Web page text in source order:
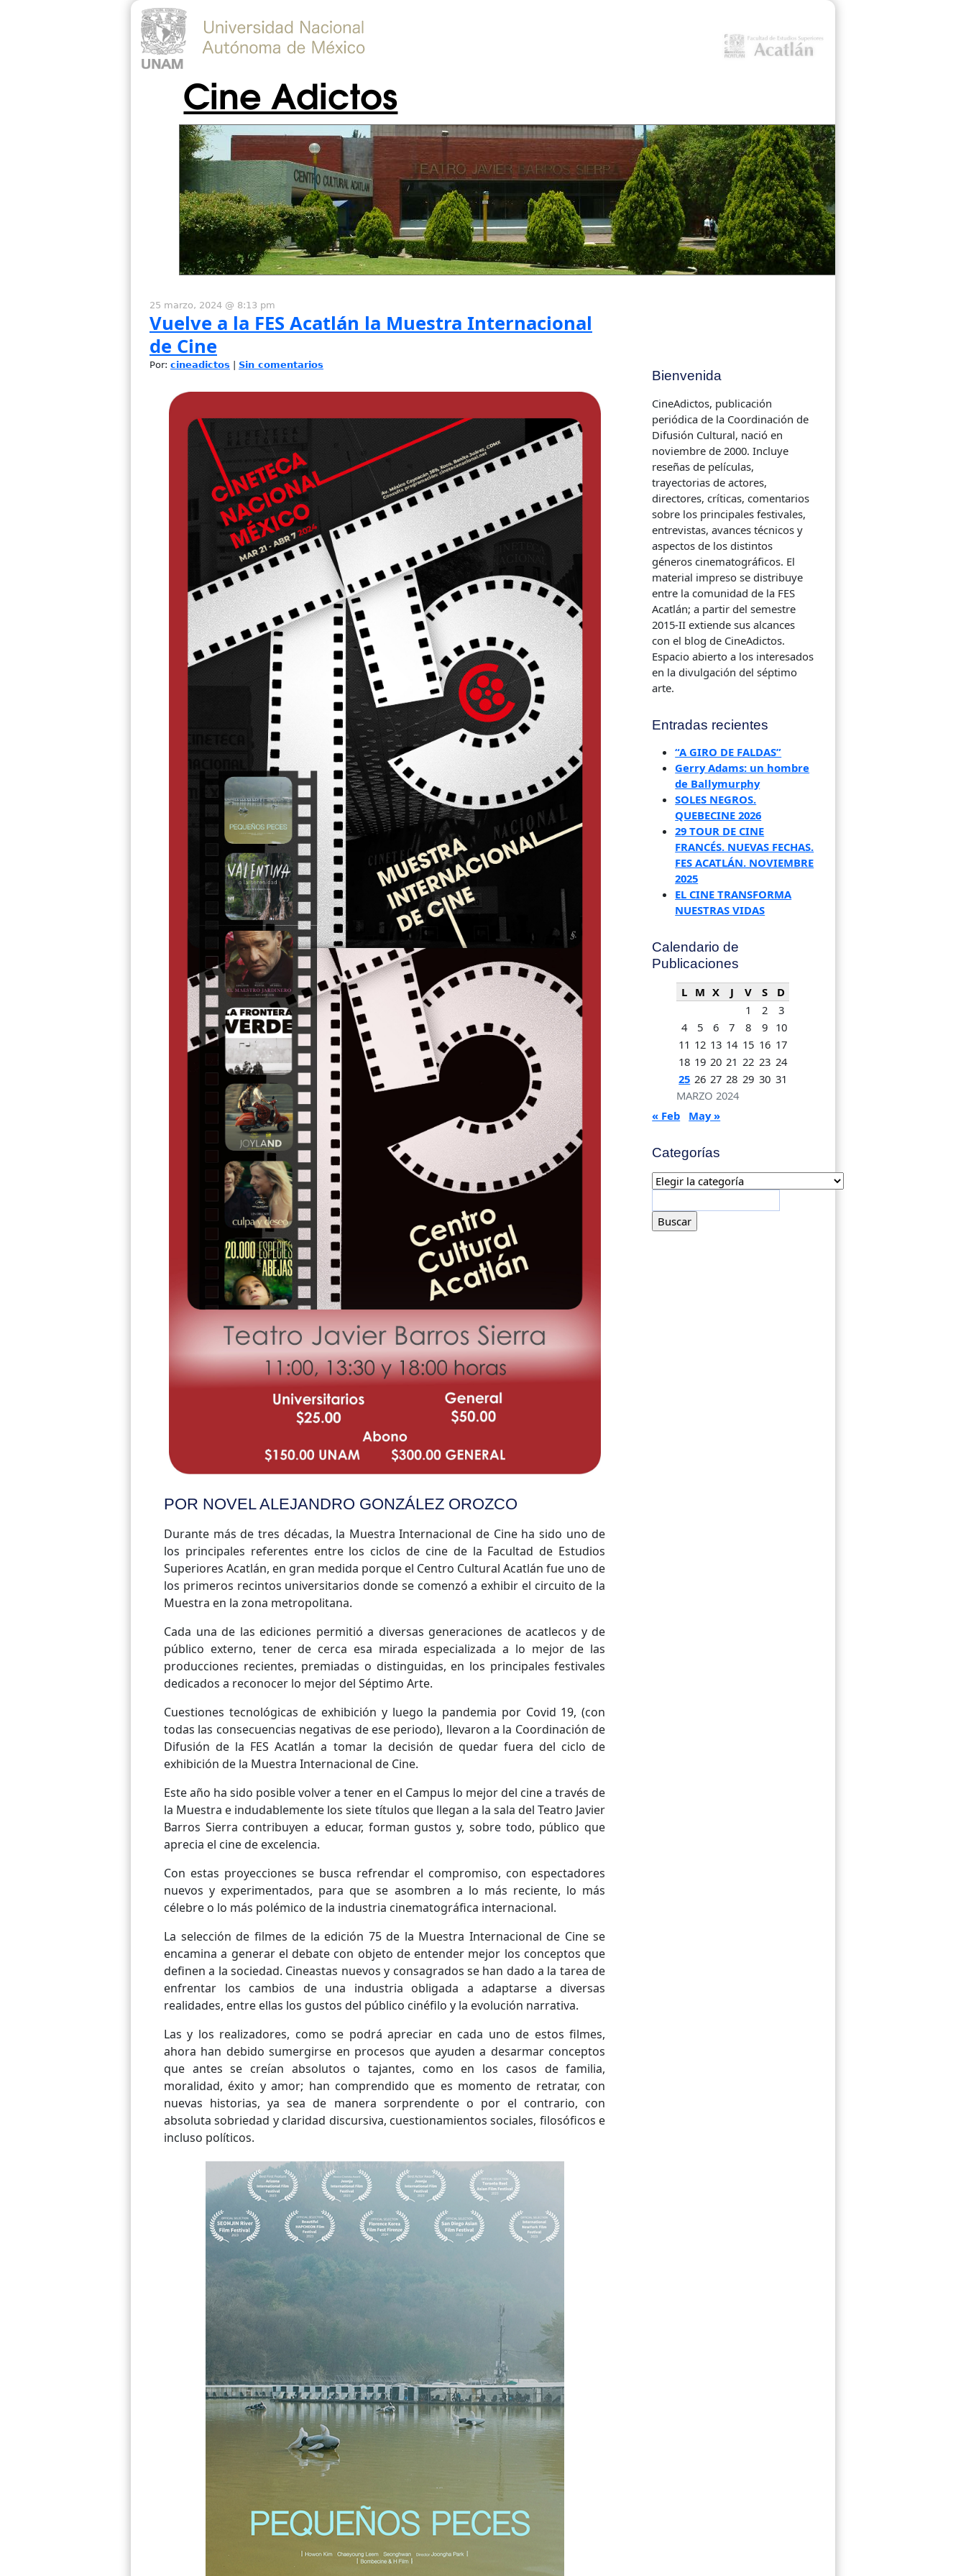
Cine Adictos
25 marzo, 2024 @ 8:13 pm
Vuelve a la FES Acatlán la Muestra Internacional
de Cine
Por: cineadictos Sin comentarios
POR NOVEL ALEJANDRO GONZÁLEZ OROZCO
Durante más de tres décadas, la Muestra Internacional de Cine ha sido uno de
los principales referentes entre los ciclos de cine de la Facultad de Estudios
Superiores Acatlán, en gran medida porque el Centro Cultural Acatlán fue uno de
los primeros recintos universitarios donde se comenzó a exhibir el circuito de la
Muestra en la zona metropolitana.
Cada una de las ediciones permitió a diversas generaciones de acatlecos y de
público externo, tener de cerca esa mirada especializada a lo mejor de las
producciones recientes, premiadas o distinguidas, en los principales festivales
dedicados a reconocer lo mejor del Séptimo Arte.
Cuestiones tecnológicas de exhibición y luego la pandemia por Covid 19, (con
todas las consecuencias negativas de ese periodo), llevaron a la Coordinación de
Difusión de la FES Acatlán a tomar la decisión de quedar fuera del ciclo de
exhibición de la Muestra Internacional de Cine.
Este año ha sido posible volver a tener en el Campus lo mejor del cine a través de
la Muestra e indudablemente los siete títulos que llegan a la sala del Teatro Javier
Barros Sierra contribuyen a educar, forman gustos y, sobre todo, público que
aprecia el cine de excelencia.
Con estas proyecciones se busca refrendar el compromiso, con espectadores
nuevos y experimentados, para que se asombren a lo más reciente, lo más
célebre o lo más polémico de la industria cinematográfica internacional.
La selección de filmes de la edición 75 de la Muestra Internacional de Cine se
encamina a generar el debate con objeto de entender mejor los conceptos que
definen a la sociedad. Cineastas nuevos y consagrados se han dado a la tarea de
enfrentar los cambios de una industria obligada a adaptarse a diversas
realidades, entre ellas los gustos del público cinéfilo y la evolución narrativa.
Las y los realizadores, como se podrá apreciar en cada uno de estos filmes,
ahora han debido sumergirse en procesos que ayuden a desarmar conceptos
que antes se creían absolutos o tajantes, como en los casos de familia,
moralidad, éxito y amor; han comprendido que es momento de retratar, con
nuevas historias, ya sea de manera sorprendente o por el contrario, con
absoluta sobriedad y claridad discursiva, cuestionamientos sociales, filosóficos e
incluso políticos.
Bienvenida
CineAdictos, publicación
periódica de la Coordinación de
Difusión Cultural, nació en
noviembre de 2000. Incluye
reseñas de películas,
trayectorias de actores,
directores, críticas, comentarios
sobre los principales festivales,
entrevistas, avances técnicos y
aspectos de los distintos
géneros cinematográficos. El
material impreso se distribuye
entre la comunidad de la FES
Acatlán; a partir del semestre
2015-II extiende sus alcances
con el blog de CineAdictos.
Espacio abierto a los interesados
en la divulgación del séptimo
arte.
Entradas recientes
“A GIRO DE FALDAS”
Gerry Adams: un hombre
de Ballymurphy
SOLES NEGROS.
QUEBECINE 2026
29 TOUR DE CINE
FRANCÉS. NUEVAS FECHAS.
FES ACATLÁN. NOVIEMBRE
2025
EL CINE TRANSFORMA
NUESTRAS VIDAS
Calendario de
Publicaciones
MARZO 2024
L M X J V S
D
1
2
3
4
5 6 7 8 9
10
11 12 13 14 15 16 17
18 19 20 21 22 23 24
25 26 27 28 29 30 31
« Feb May »
Categorías
Categorías